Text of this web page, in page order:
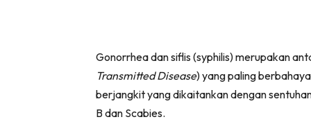
Gonorrhea dan siflis (syphilis) merupakan
Transmitted Disease) yang paling
berjangkit yang dikaitankan dengan
B dan Scabies.